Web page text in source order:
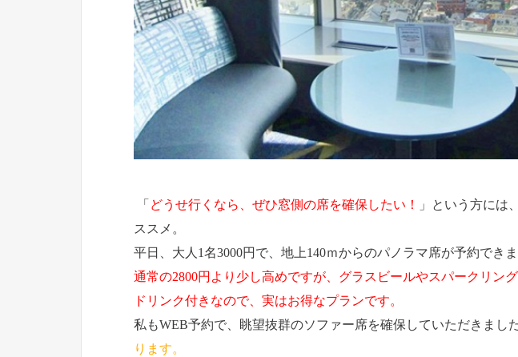
「 どうせ行くなら、ぜひ窓側の席を確保したい！
」という方には
ススメ。
平日、大人1名3000円で、地上140ｍからのパノラマ席が予約でき
通常の2800円より少し高めですが、グラスビールやスパークリン
ドリンク付きなので、実はお得なプランです。
私もWEB予約で、眺望抜群のソファー席を確保していただきました
ります。